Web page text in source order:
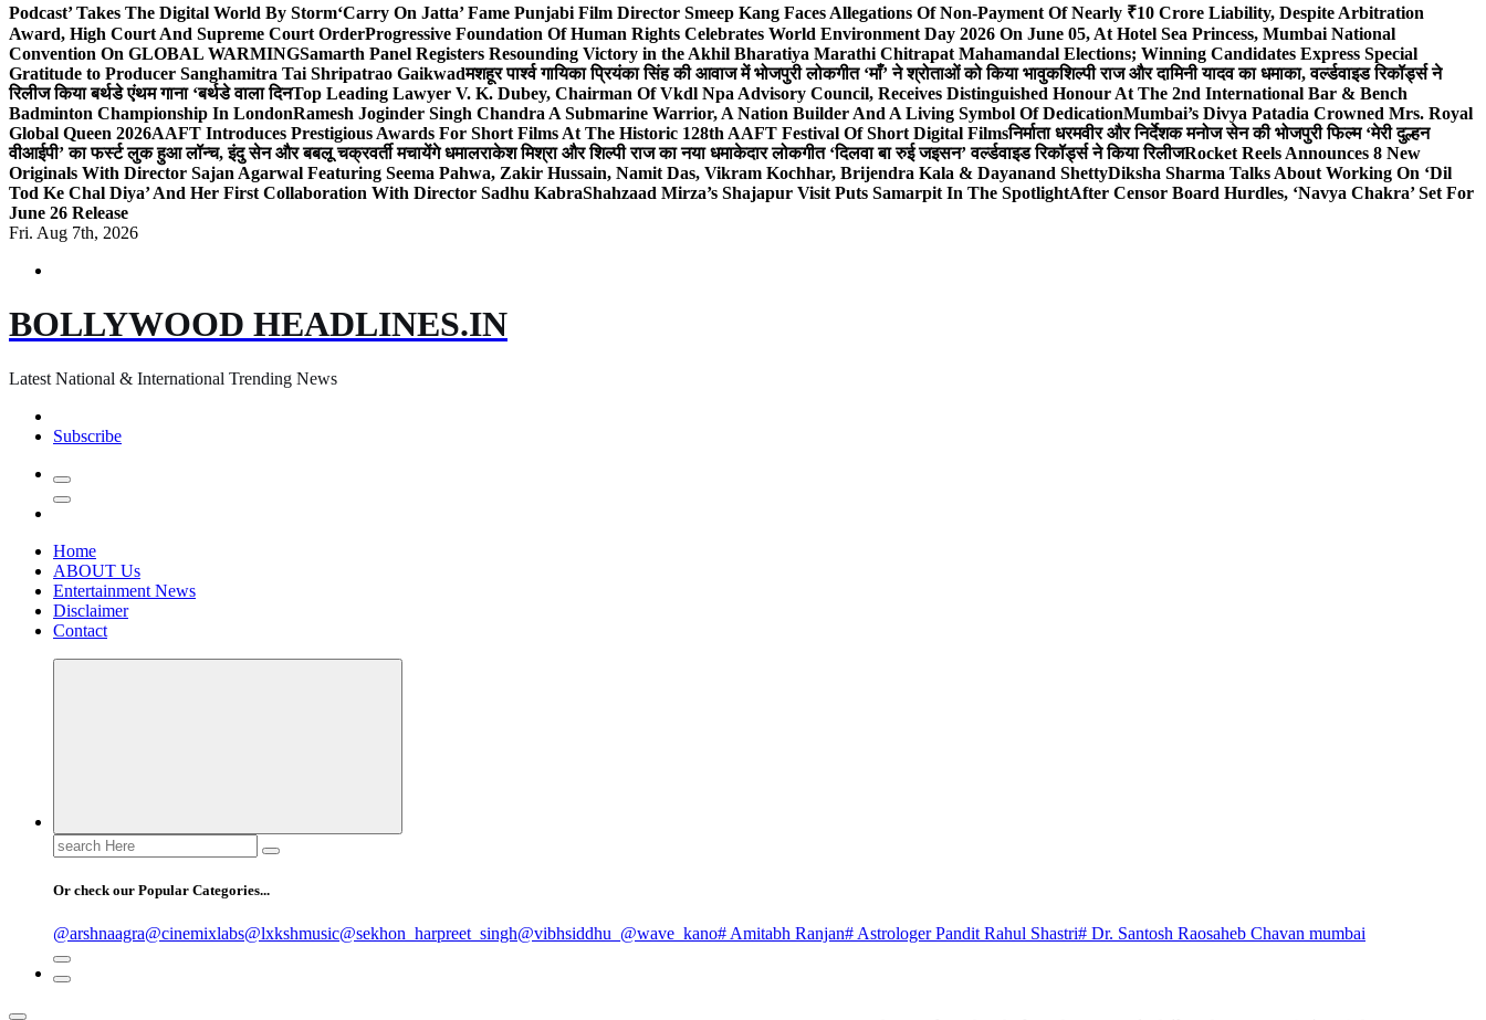
Podcast’ Takes The Digital World By Storm‘Carry On Jatta’ Fame Punjabi Film Director Smeep Kang Faces Allegations Of Non-Payment Of Nearly ₹10 Crore Liability, Despite Arbitration
Award, High Court And Supreme Court OrderProgressive Foundation Of Human Rights Celebrates World Environment Day 2026 On June 05, At Hotel Sea Princess, Mumbai National
Convention On GLOBAL WARMINGSamarth Panel Registers Resounding Victory in the Akhil Bharatiya Marathi Chitrapat Mahamandal Elections; Winning Candidates Express Special
Gratitude to Producer Sanghamitra Tai Shripatrao Gaikwadमशहूर पार्श्व गायिका प्रियंका सिंह की आवाज में भोजपुरी लोकगीत ‘माँ’ ने श्रोताओं को किया भावुकशिल्पी राज और दामिनी यादव का धमाका, वर्ल्डवाइड रिकॉर्ड्स ने
रिलीज किया बर्थडे एंथम गाना ‘बर्थडे वाला दिनTop Leading Lawyer V. K. Dubey, Chairman Of Vkdl Npa Advisory Council, Receives Distinguished Honour At The 2nd International Bar & Bench
Badminton Championship In LondonRamesh Joginder Singh Chandra A Submarine Warrior, A Nation Builder And A Living Symbol Of DedicationMumbai’s Divya Patadia Crowned Mrs. Royal
Global Queen 2026AAFT Introduces Prestigious Awards For Short Films At The Historic 128th AAFT Festival Of Short Digital Filmsनिर्माता धरमवीर और निर्देशक मनोज सेन की भोजपुरी फिल्म ‘मेरी दुल्हन
वीआईपी’ का फर्स्ट लुक हुआ लॉन्च, इंदु सेन और बबलू चक्रवर्ती मचायेंगे धमालराकेश मिश्रा और शिल्पी राज का नया धमाकेदार लोकगीत ‘दिलवा बा रुई जइसन’ वर्ल्डवाइड रिकॉर्ड्स ने किया रिलीजRocket Reels Announces 8 New
Originals With Director Sajan Agarwal Featuring Seema Pahwa, Zakir Hussain, Namit Das, Vikram Kochhar, Brijendra Kala & Dayanand ShettyDiksha Sharma Talks About Working On ‘Dil
Tod Ke Chal Diya’ And Her First Collaboration With Director Sadhu KabraShahzaad Mirza’s Shajapur Visit Puts Samarpit In The SpotlightAfter Censor Board Hurdles, ‘Navya Chakra’ Set For
June 26 Release
Fri. Aug 7th, 2026
BOLLYWOOD HEADLINES.IN
Latest National & International Trending News
Subscribe
Home
ABOUT Us
Entertainment News
Disclaimer
Contact
Search
for:
Or check our Popular Categories...
@arshnaagra@cinemixlabs@lxkshmusic@sekhon_harpreet_singh@vibhsiddhu_ @wave_kano# Amitabh Ranjan# Astrologer Pandit Rahul Shastri# Dr. Santosh Raosaheb Chavan mumbai